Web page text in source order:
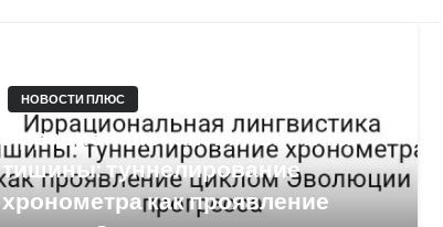
НОВОСТИ ПЛЮС
Иррациональная лингвистика
тишины: туннелирование
хронометра как проявление